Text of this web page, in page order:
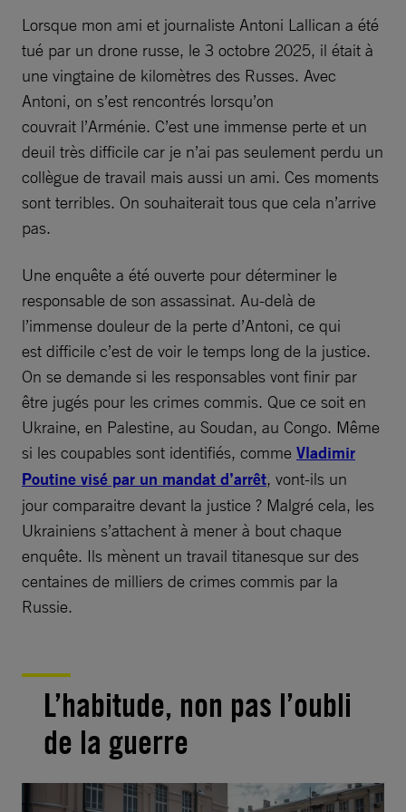
Lorsque mon ami et journaliste Antoni Lallican a été
tué par un drone russe, le 3 octobre 2025, il était à
une vingtaine de kilomètres des Russes. Avec
Antoni, on s’est rencontrés lorsqu’on
couvrait l’Arménie. C’est une immense perte et un
deuil très difficile car je n’ai pas seulement perdu un
collègue de travail mais aussi un ami. Ces moments
sont terribles. On souhaiterait tous que cela n’arrive
pas.
Une enquête a été ouverte pour déterminer le
responsable de son assassinat. Au-delà de
l’immense douleur de la perte d’Antoni, ce qui
est difficile c’est de voir le temps long de la justice.
On se demande si les responsables vont finir par
être jugés pour les crimes commis. Que ce soit en
Ukraine, en Palestine, au Soudan, au Congo. Même
si les coupables sont identifiés, comme Vladimir
Poutine visé par un mandat d’arrêt, vont-ils un
jour comparaitre devant la justice ? Malgré cela, les
Ukrainiens s’attachent à mener à bout chaque
enquête. Ils mènent un travail titanesque sur des
centaines de milliers de crimes commis par la
Russie.
L’habitude, non pas l’oubli
de la guerre